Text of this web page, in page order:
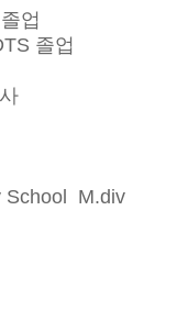
업
졸업
School M.div